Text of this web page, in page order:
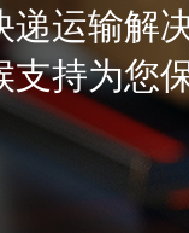
递运输解
支持为您